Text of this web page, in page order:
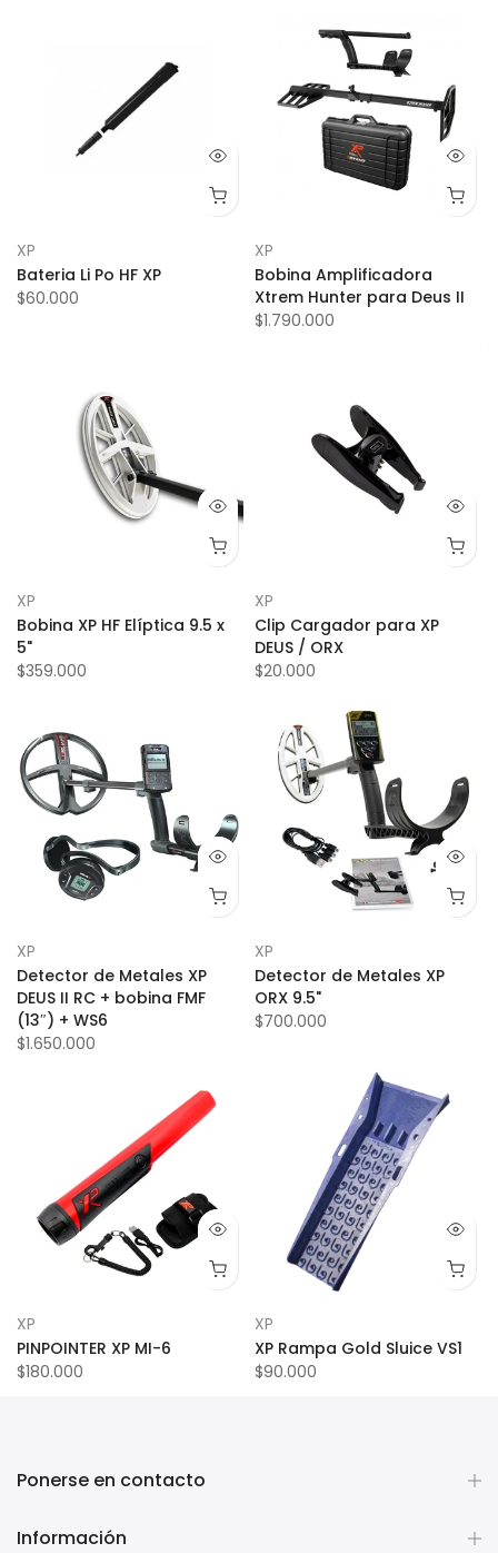
XP
Bateria Li Po HF XP
$60.000
XP
Bobina Amplificadora
Xtrem Hunter para Deus II
$1.790.000
XP
Bobina XP HF Elíptica 9.5 x
5"
$359.000
XP
Clip Cargador para XP
DEUS / ORX
$20.000
XP
Detector de Metales XP
DEUS II RC + bobina FMF
(13″) + WS6
$1.650.000
XP
Detector de Metales XP
ORX 9.5"
$700.000
XP
PINPOINTER XP MI-6
$180.000
XP
XP Rampa Gold Sluice VS1
$90.000
Ponerse en contacto
Información